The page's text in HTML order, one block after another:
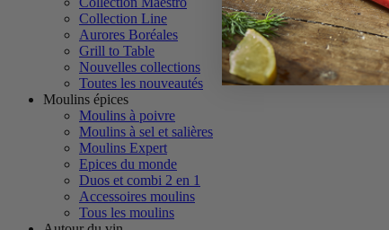
Collection Line
Aurores Boréales
Grill to Table
Nouvelles collections
Toutes les nouveautés
Moulins épices
Moulins à poivre
Moulins à sel et salières
Moulins Expert
Epices du monde
Duos et combi 2 en 1
Accessoires moulins
Tous les moulins